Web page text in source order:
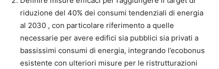
riduzione del 40% dei consumi tendenziali di energia
al 2030 , con particolare riferimento a quelle
necessarie per avere edifici sia pubblici sia privati a
bassissimi consumi di energia, integrando l’ecobonus
esistente con ulteriori misure per le ristrutturazioni